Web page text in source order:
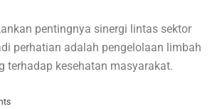
pentingnya sinergi lintas sektor
perhatian adalah pengelolaan limbah
kesehatan masyarakat.